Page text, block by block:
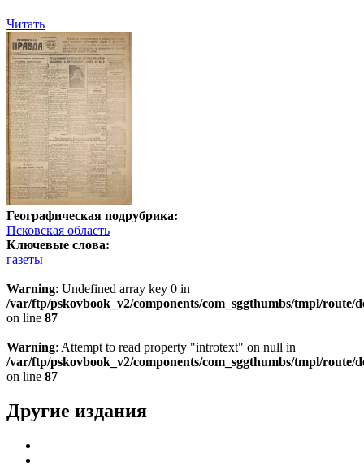
Читать
Географическая подрубрика:
Псковская область
Ключевые слова:
газеты
Warning: Undefined array key 0 in
/var/ftp/pskovbook_v2/components/com_sggthumbs/tmpl/route/
on line 87
Warning: Attempt to read property "introtext" on null in
/var/ftp/pskovbook_v2/components/com_sggthumbs/tmpl/route/
on line 87
Другие издания